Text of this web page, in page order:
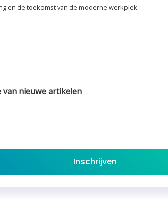
en de toekomst van de moderne werkplek.
nieuwe artikelen
Inschrijven